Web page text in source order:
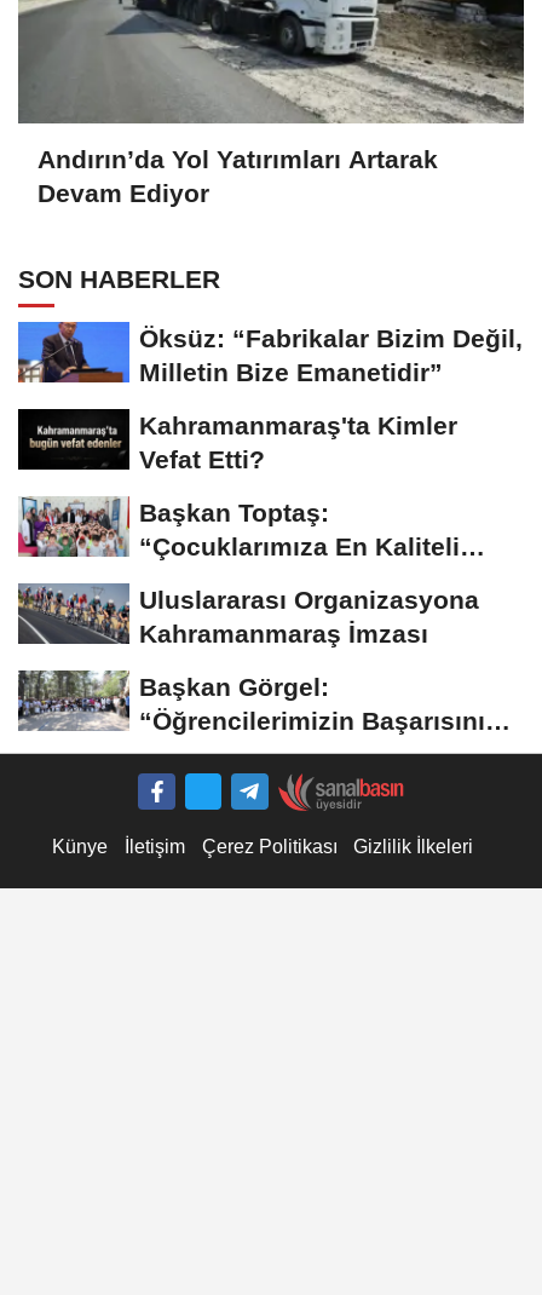
Andırın’da Yol Yatırımları Artarak
Devam Ediyor
SON HABERLER
Öksüz: “Fabrikalar Bizim Değil,
Milletin Bize Emanetidir”
Kahramanmaraş'ta Kimler
Vefat Etti?
Başkan Toptaş:
“Çocuklarımıza En Kaliteli
Uluslararası Organizasyona
Kahramanmaraş İmzası
Başkan Görgel:
“Öğrencilerimizin Başarısını
Şehrin Her Noktasına...
Künye İletişim Çerez Politikası Gizlilik İlkeleri